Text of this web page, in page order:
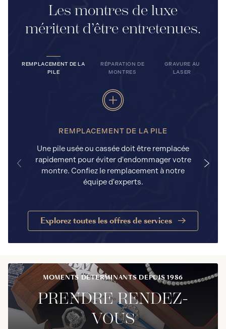
Les montres de luxe
méritent d’être entretenues.
REMPLACEMENT DE LA
PILE
RÉPARATION DE
MONTRES
GRAVURE AU
LASER
REMPLACEMENT DE LA PILE
Une pile usée ou cassée doit être remplacée
rapidement pour éviter d'endommager votre
montre. Confiez le remplacement à notre
équipe d'experts.
Explorez toutes les offres de services
MOMENTS DÉTERMINANTS DEPUIS 1986
PRENDRE RENDEZ-
VOUS